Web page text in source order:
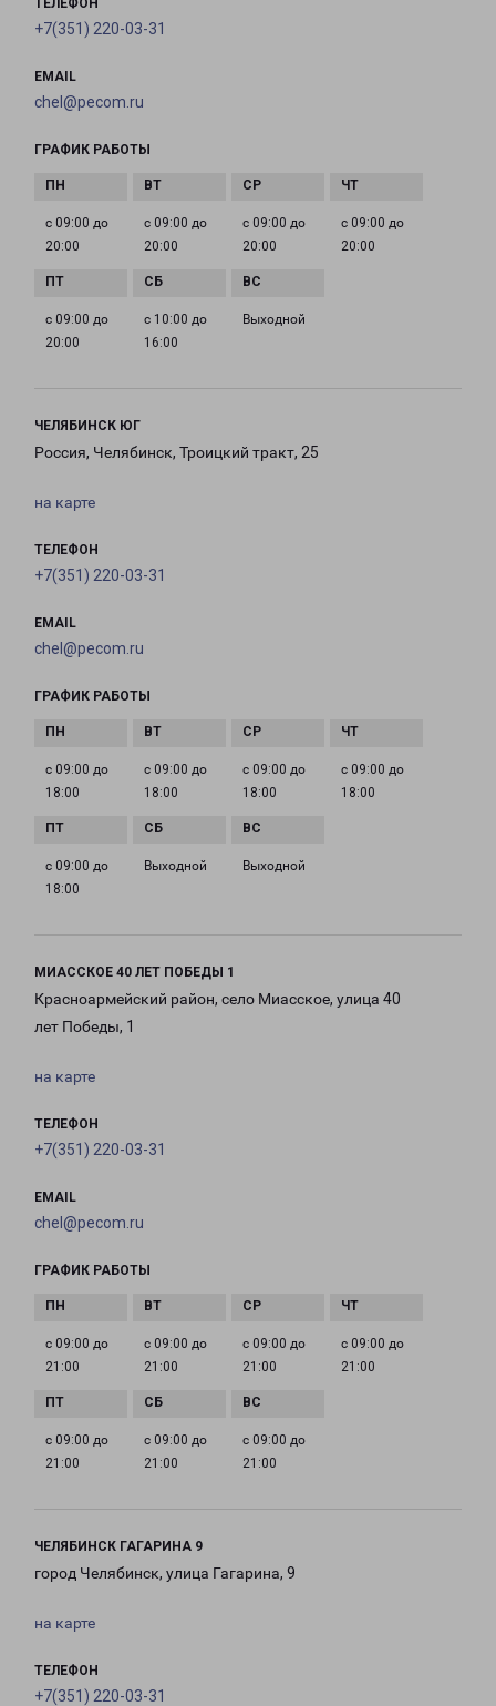
ТЕЛЕФОН
+7(351) 220-03-31
EMAIL
chel@pecom.ru
ГРАФИК РАБОТЫ
с 09:00 до
20:00
с 09:00 до
20:00
с 09:00 до
20:00
с 09:00 до
20:00
с 09:00 до
20:00
с 10:00 до
16:00
Выходной
ЧЕЛЯБИНСК ЮГ
Россия, Челябинск, Троицкий тракт, 25
на карте
ТЕЛЕФОН
+7(351) 220-03-31
EMAIL
chel@pecom.ru
ГРАФИК РАБОТЫ
с 09:00 до
18:00
с 09:00 до
18:00
с 09:00 до
18:00
с 09:00 до
18:00
с 09:00 до
18:00
Выходной Выходной
МИАССКОЕ 40 ЛЕТ ПОБЕДЫ 1
Красноармейский район, село Миасское, улица 40
лет Победы, 1
на карте
ТЕЛЕФОН
+7(351) 220-03-31
EMAIL
chel@pecom.ru
ГРАФИК РАБОТЫ
с 09:00 до
21:00
с 09:00 до
21:00
с 09:00 до
21:00
с 09:00 до
21:00
с 09:00 до
21:00
с 09:00 до
21:00
с 09:00 до
21:00
ЧЕЛЯБИНСК ГАГАРИНА 9
город Челябинск, улица Гагарина, 9
на карте
ТЕЛЕФОН
+7(351) 220-03-31